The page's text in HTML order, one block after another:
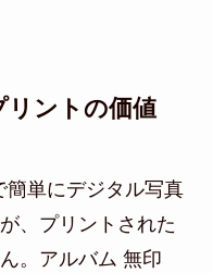
リントの価値
単にデジタル写真
、プリントされた
。アルバム 無印